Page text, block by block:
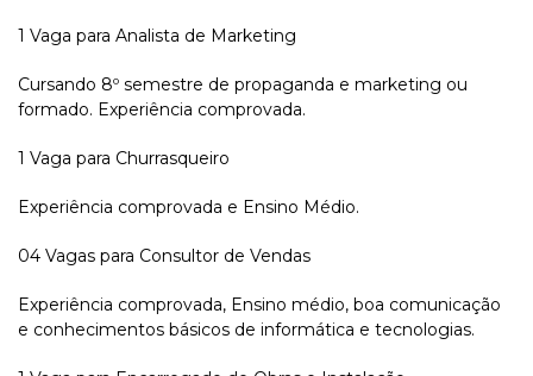
1 Vaga para Analista de Marketing
Cursando 8º semestre de propaganda e marketing ou
formado. Experiência comprovada.
1 Vaga para Churrasqueiro
Experiência comprovada e Ensino Médio.
04 Vagas para Consultor de Vendas
Experiência comprovada, Ensino médio, boa comunicação
e conhecimentos básicos de informática e tecnologias.